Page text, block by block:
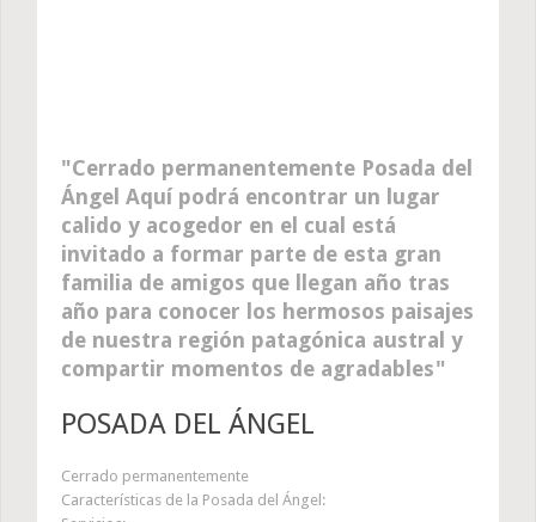
Cerrado permanentemente Posada del
Ángel Aquí podrá encontrar un lugar
calido y acogedor en el cual está
invitado a formar parte de esta gran
familia de amigos que llegan año tras
año para conocer los hermosos paisajes
de nuestra región patagónica austral y
compartir momentos de agradables
POSADA DEL ÁNGEL
Cerrado permanentemente
Características de la Posada del Ángel: